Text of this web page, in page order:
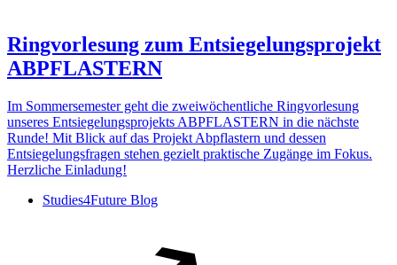
Ringvorlesung zum Entsiegelungsprojekt
ABPFLASTERN
Im Sommersemester geht die zweiwöchentliche Ringvorlesung
unseres Entsiegelungsprojekts ABPFLASTERN in die nächste
Runde! Mit Blick auf das Projekt Abpflastern und dessen
Entsiegelungsfragen stehen gezielt praktische Zugänge im Fokus.
Herzliche Einladung!
Studies4Future Blog